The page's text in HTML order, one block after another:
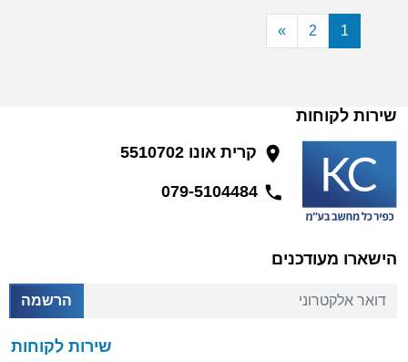
1
2
»
שירות לקוחות
קרית אונו 5510702
הישארו מעודכנים
דואר אלקטרוני הרשמה
שירות לקוחות